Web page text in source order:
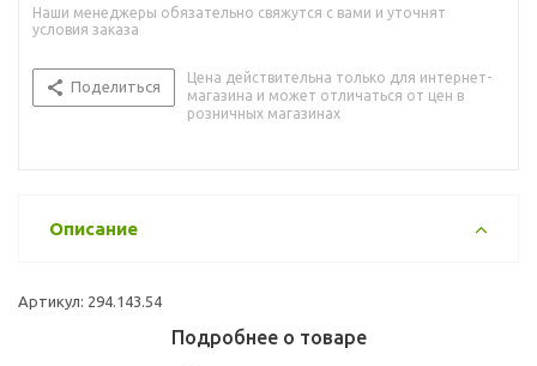
Наши менеджеры обязательно свяжутся с вами и уточнят
условия заказа
Поделиться
Цена действительна только для интернет-
магазина и может отличаться от цен в
розничных магазинах
Описание
Артикул: 294.143.54
Подробнее о товаре